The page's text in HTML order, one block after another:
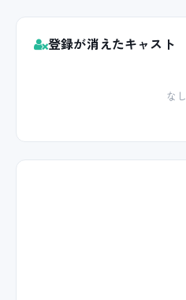
登録が消えたキャスト
なし